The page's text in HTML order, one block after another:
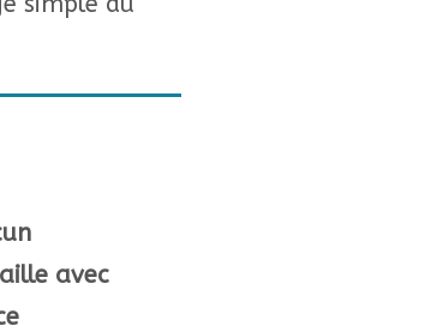
avec